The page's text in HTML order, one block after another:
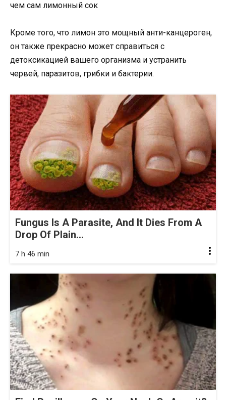
чем сам лимонный сок
Кроме того, что лимон это мощный анти-канцероген,
он также прекрасно может справиться с
детоксикацией вашего организма и устранить
червей, паразитов, грибки и бактерии.
Fungus Is A Parasite, And It Dies From A
Drop Of Plain...
7 h 46 min